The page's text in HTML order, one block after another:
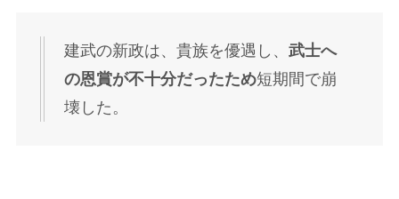
建武の新政は、貴族を優遇し、 武士へ
の恩賞が不十分だったため短期間で崩
壊した。